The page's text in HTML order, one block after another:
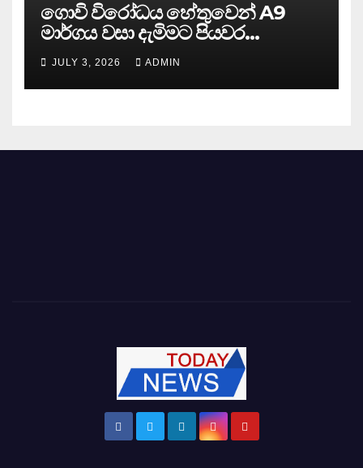
ගොවි විරෝධය හේතුවෙන් A9
මාර්ගය වසා දැමිමට පියවර…
JULY 3, 2026 ADMIN